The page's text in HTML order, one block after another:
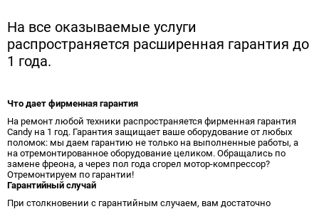
На все оказываемые услуги
распространяется расширенная гарантия до
1 года.
Что дает фирменная гарантия
На ремонт любой техники распространяется фирменная гарантия
Candy на 1 год. Гарантия защищает ваше оборудование от любых
поломок: мы даем гарантию не только на выполненные работы, а
на отремонтированное оборудование целиком. Обращались по
замене фреона, а через пол года сгорел мотор-компрессор?
Отремонтируем по гарантии!
Гарантийный случай
При столкновении с гарантийным случаем, вам достаточно